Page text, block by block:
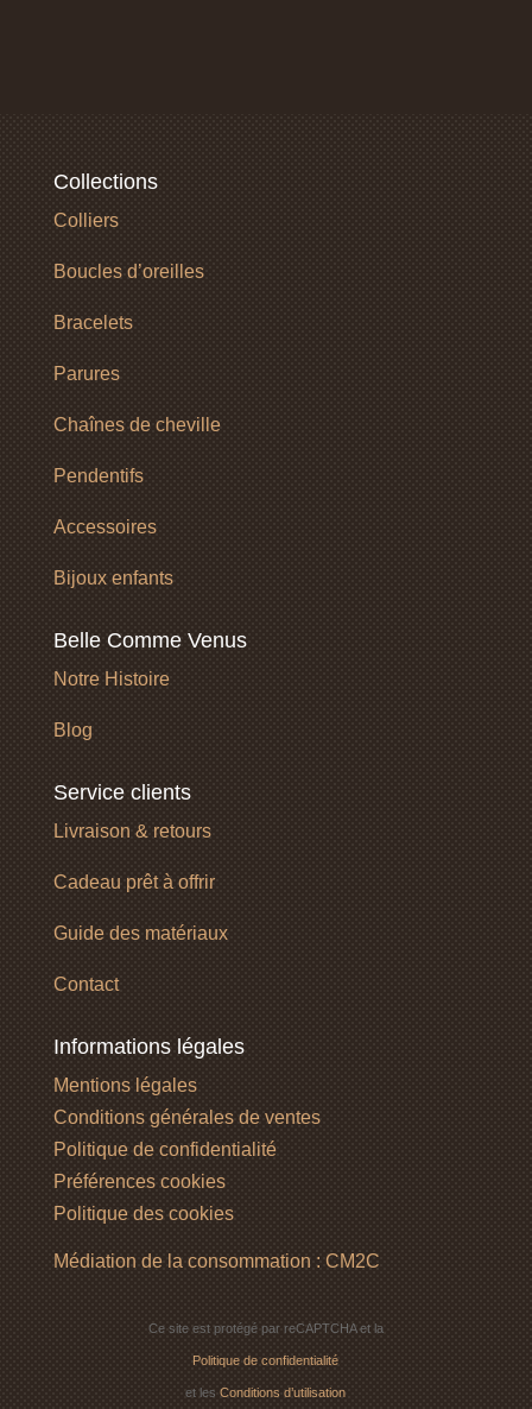
Collections
Colliers
Boucles d’oreilles
Bracelets
Parures
Chaînes de cheville
Pendentifs
Accessoires
Bijoux enfants
Belle Comme Venus
Notre Histoire
Blog
Service clients
Livraison & retours
Cadeau prêt à offrir
Guide des matériaux
Contact
Informations légales
Mentions légales
Conditions générales de ventes
Politique de confidentialité
Préférences cookies
Politique des cookies
Médiation de la consommation : CM2C
Ce site est protégé par reCAPTCHA et la
Politique de confidentialité
et lesConditions d’utilisation